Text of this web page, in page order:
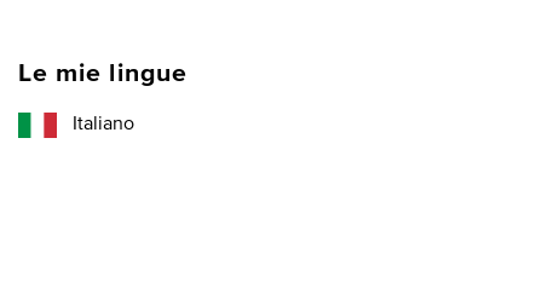
Le mie lingue
Italiano